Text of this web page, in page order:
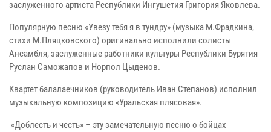
заслуженного артиста Республики Ингушетия Григория Яковлева.
Популярную песню «Увезу тебя я в тундру» (музыка М.Фрадкина,
стихи М.Пляцковского) оригинально исполнили солисты
Ансамбля, заслуженные работники культуры Республики Бурятия
Руслан Саможапов и Норпол Цыденов.
Квартет балалаечников (руководитель Иван Степанов) исполнил
музыкальную композицию «Уральская плясовая».
«Доблесть и честь» – эту замечательную песню о бойцах